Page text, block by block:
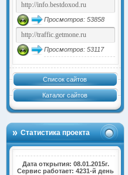
Просмотров: 53858
Просмотров: 53117
Список сайтов
Каталог сайтов
Статистика проекта
Дата открытия: 08.01.2015г.
Сервис работает: 4231-й день